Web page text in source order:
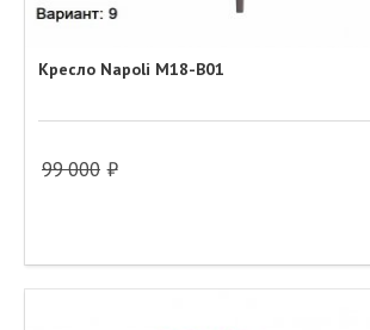
Кресло Napoli M18-B01
99 000